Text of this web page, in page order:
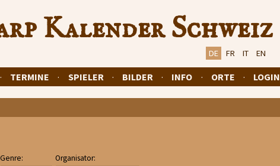
Kalender Schweiz
DE FR IT EN
· TERMINE · SPIELER · BILDER · INFO · ORTE · LOGIN
Genre: Organisator: